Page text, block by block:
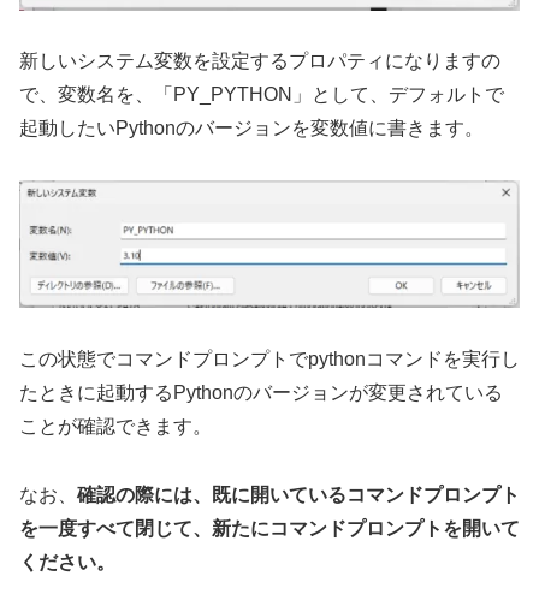
新しいシステム変数を設定するプロパティになりますの
で、変数名を、「PY_PYTHON」として、デフォルトで
起動したいPythonのバージョンを変数値に書きます。
この状態でコマンドプロンプトでpythonコマンドを実行し
たときに起動するPythonのバージョンが変更されている
ことが確認できます。
なお、 確認の際には、既に開いているコマンドプロンプト
を一度すべて閉じて、新たにコマンドプロンプトを開いて
ください。